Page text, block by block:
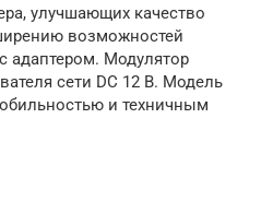
улучшающих качество
возможностей
адаптером. Модулятор
сети DC 12 B. Модель
и техничным